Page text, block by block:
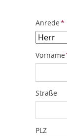
Pflichtfeld
Anrede*
Vorname
Straße
PLZ